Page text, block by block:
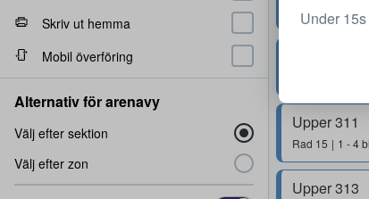
Rad 20 1 - 4
Upper 311
Rad 15 1 - 4
Upper 313
Skriv ut hemma
Mobil överföring
Alternativ för arenavy
Välj efter sektion
Välj efter zon
Under